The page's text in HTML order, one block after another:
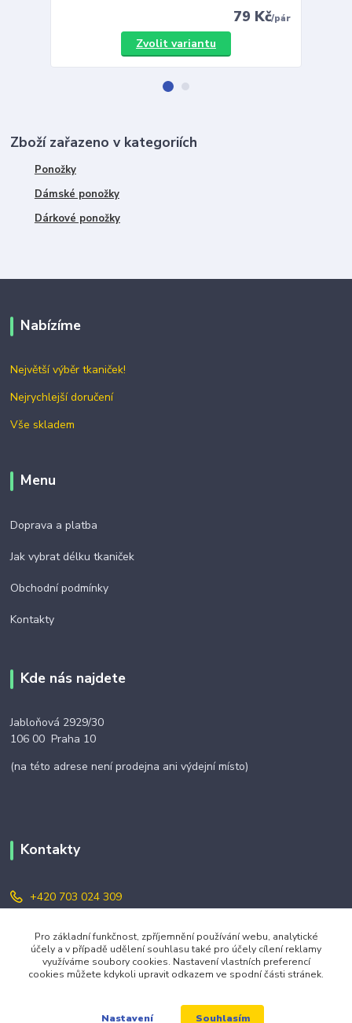
79 Kč/pár
Zvolit variantu
Zboží zařazeno v kategoriích
Ponožky
Dámské ponožky
Dárkové ponožky
Nabízíme
Největší výběr tkaniček!
Nejrychlejší doručení
Vše skladem
Menu
Doprava a platba
Jak vybrat délku tkaniček
Obchodní podmínky
Kontakty
Kde nás najdete
Jabloňová 2929/30
106 00 Praha 10
(na této adrese není prodejna ani výdejní místo)
Kontakty
+420 703 024 309
objednavky@zavazuj.cz
Pro základní funkčnost, zpříjemnění používání webu, analytické
účely a v případě udělení souhlasu také pro účely cílení reklamy
využíváme soubory cookies. Nastavení vlastních preferencí
cookies můžete kdykoli upravit odkazem ve spodní části stránek.
Nastavení Souhlasím